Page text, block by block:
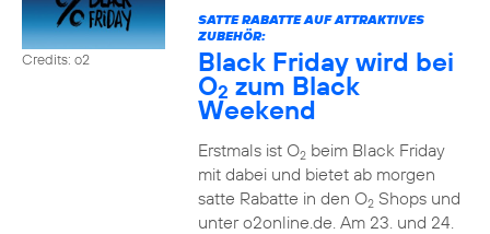
Credits: o2
SATTE RABATTE AUF ATTRAKTIVES
ZUBEHÖR:
Black Friday wird bei
O2 zum Black
Weekend
Erstmals ist O2beim Black Friday
mit dabei und bietet ab morgen
satte Rabatte in den O2Shops und
unter o2online.de. Am 23. und 24.